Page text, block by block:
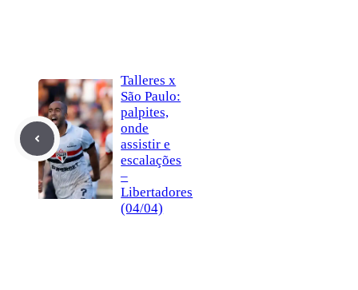
Talleres x
São Paulo:
palpites,
onde
assistir e
escalações
–
Libertadores
(04/04)